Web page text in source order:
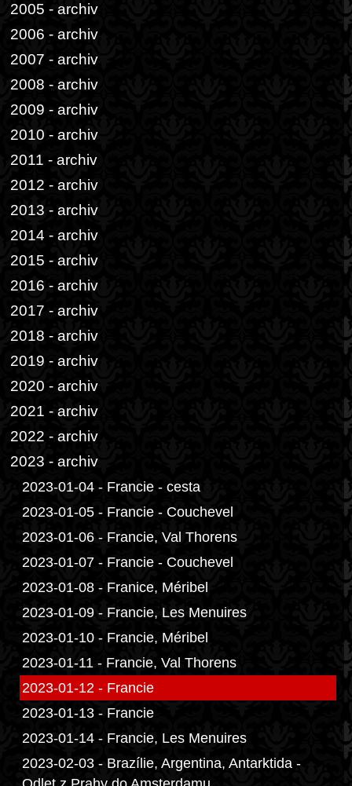
2005 - archiv
2006 - archiv
2007 - archiv
2008 - archiv
2009 - archiv
2010 - archiv
2011 - archiv
2012 - archiv
2013 - archiv
2014 - archiv
2015 - archiv
2016 - archiv
2017 - archiv
2018 - archiv
2019 - archiv
2020 - archiv
2021 - archiv
2022 - archiv
2023 - archiv
2023-01-04 - Francie - cesta
2023-01-05 - Francie - Couchevel
2023-01-06 - Francie, Val Thorens
2023-01-07 - Francie - Couchevel
2023-01-08 - Franice, Méribel
2023-01-09 - Francie, Les Menuires
2023-01-10 - Francie, Méribel
2023-01-11 - Francie, Val Thorens
2023-01-12 - Francie
2023-01-13 - Francie
2023-01-14 - Francie, Les Menuires
2023-02-03 - Brazílie, Argentina, Antarktida -